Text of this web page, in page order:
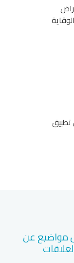
تطبيق
مواضيع عن